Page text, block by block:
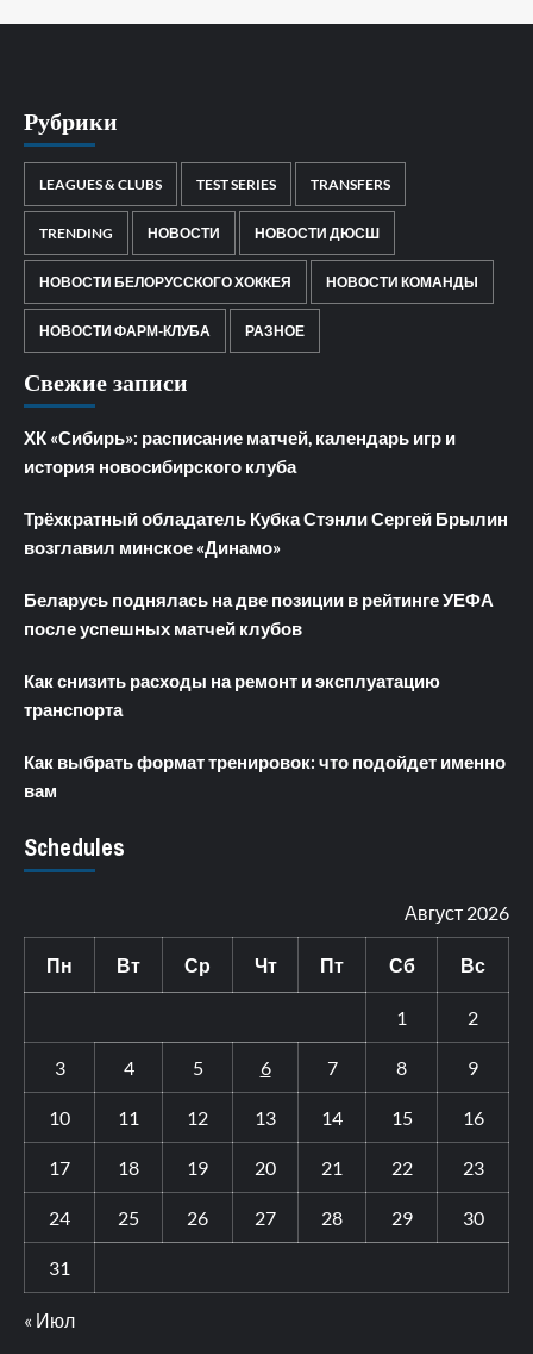
Рубрики
LEAGUES & CLUBS TEST SERIES TRANSFERS
TRENDING НОВОСТИ НОВОСТИ ДЮСШ
НОВОСТИ БЕЛОРУССКОГО ХОККЕЯ НОВОСТИ КОМАНДЫ
НОВОСТИ ФАРМ-КЛУБА РАЗНОЕ
Свежие записи
ХК «Сибирь»: расписание матчей, календарь игр и
история новосибирского клуба
Трёхкратный обладатель Кубка Стэнли Сергей Брылин
возглавил минское «Динамо»
Беларусь поднялась на две позиции в рейтинге УЕФА
после успешных матчей клубов
Как снизить расходы на ремонт и эксплуатацию
транспорта
Как выбрать формат тренировок: что подойдет именно
вам
Schedules
Август 2026
Пн Вт Ср Чт Пт Сб Вс
1 2
3 4 5 6 7 8 9
10 11 12 13 14 15 16
17 18 19 20 21 22 23
24 25 26 27 28 29 30
31
« Июл